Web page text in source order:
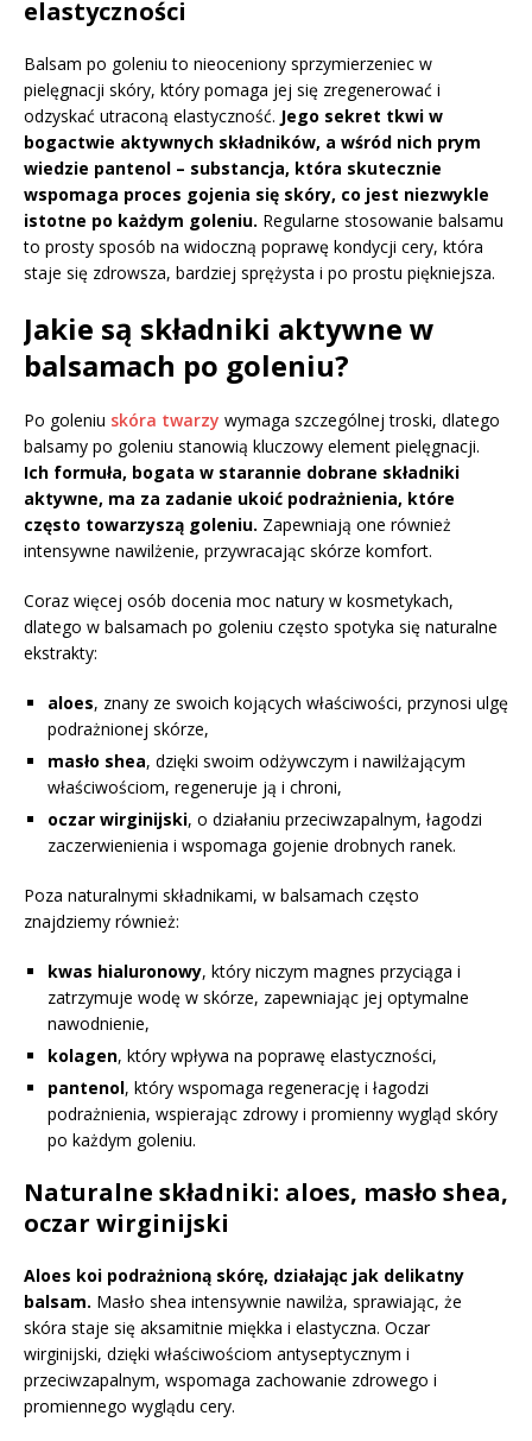
elastyczności
Balsam po goleniu to nieoceniony sprzymierzeniec w
pielęgnacji skóry, który pomaga jej się zregenerować i
odzyskać utraconą elastyczność. Jego sekret tkwi w
bogactwie aktywnych składników, a wśród nich prym
wiedzie pantenol – substancja, która skutecznie
wspomaga proces gojenia się skóry, co jest niezwykle
istotne po każdym goleniu. Regularne stosowanie balsamu
to prosty sposób na widoczną poprawę kondycji cery, która
staje się zdrowsza, bardziej sprężysta i po prostu piękniejsza.
Jakie są składniki aktywne w
balsamach po goleniu?
Po goleniu skóra twarzy wymaga szczególnej troski, dlatego
balsamy po goleniu stanowią kluczowy element pielęgnacji.
Ich formuła, bogata w starannie dobrane składniki
aktywne, ma za zadanie ukoić podrażnienia, które
często towarzyszą goleniu. Zapewniają one również
intensywne nawilżenie, przywracając skórze komfort.
Coraz więcej osób docenia moc natury w kosmetykach,
dlatego w balsamach po goleniu często spotyka się naturalne
ekstrakty:
aloes, znany ze swoich kojących właściwości, przynosi ulgę
podrażnionej skórze,
masło shea, dzięki swoim odżywczym i nawilżającym
właściwościom, regeneruje ją i chroni,
oczar wirginijski, o działaniu przeciwzapalnym, łagodzi
zaczerwienienia i wspomaga gojenie drobnych ranek.
Poza naturalnymi składnikami, w balsamach często
znajdziemy również:
kwas hialuronowy, który niczym magnes przyciąga i
zatrzymuje wodę w skórze, zapewniając jej optymalne
nawodnienie,
kolagen, który wpływa na poprawę elastyczności,
pantenol, który wspomaga regenerację i łagodzi
podrażnienia, wspierając zdrowy i promienny wygląd skóry
po każdym goleniu.
Naturalne składniki: aloes, masło shea,
oczar wirginijski
Aloes koi podrażnioną skórę, działając jak delikatny
balsam. Masło shea intensywnie nawilża, sprawiając, że
skóra staje się aksamitnie miękka i elastyczna. Oczar
wirginijski, dzięki właściwościom antyseptycznym i
przeciwzapalnym, wspomaga zachowanie zdrowego i
promiennego wyglądu cery.